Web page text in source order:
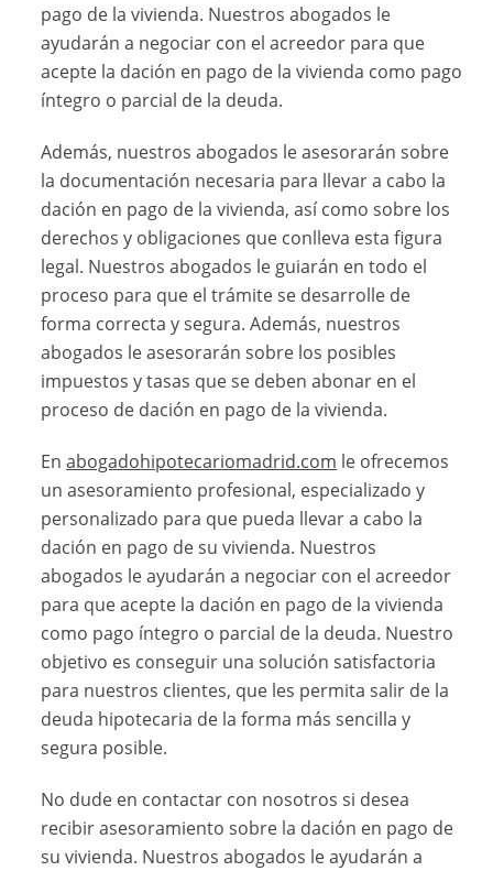
pago de la vivienda. Nuestros abogados le
ayudarán a negociar con el acreedor para que
acepte la dación en pago de la vivienda como pago
íntegro o parcial de la deuda.
Además, nuestros abogados le asesorarán sobre
la documentación necesaria para llevar a cabo la
dación en pago de la vivienda, así como sobre los
derechos y obligaciones que conlleva esta figura
legal. Nuestros abogados le guiarán en todo el
proceso para que el trámite se desarrolle de
forma correcta y segura. Además, nuestros
abogados le asesorarán sobre los posibles
impuestos y tasas que se deben abonar en el
proceso de dación en pago de la vivienda.
Enabogadohipotecariomadrid.com le ofrecemos
un asesoramiento profesional, especializado y
personalizado para que pueda llevar a cabo la
dación en pago de su vivienda. Nuestros
abogados le ayudarán a negociar con el acreedor
para que acepte la dación en pago de la vivienda
como pago íntegro o parcial de la deuda. Nuestro
objetivo es conseguir una solución satisfactoria
para nuestros clientes, que les permita salir de la
deuda hipotecaria de la forma más sencilla y
segura posible.
No dude en contactar con nosotros si desea
recibir asesoramiento sobre la dación en pago de
su vivienda. Nuestros abogados le ayudarán a